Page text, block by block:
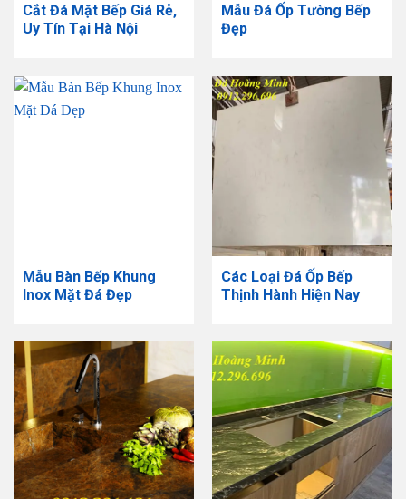
Cắt Đá Mặt Bếp Giá Rẻ,
Uy Tín Tại Hà Nội
Mẫu Đá Ốp Tường Bếp
Đẹp
Mẫu Bàn Bếp Khung
Inox Mặt Đá Đẹp
Các Loại Đá Ốp Bếp
Thịnh Hành Hiện Nay